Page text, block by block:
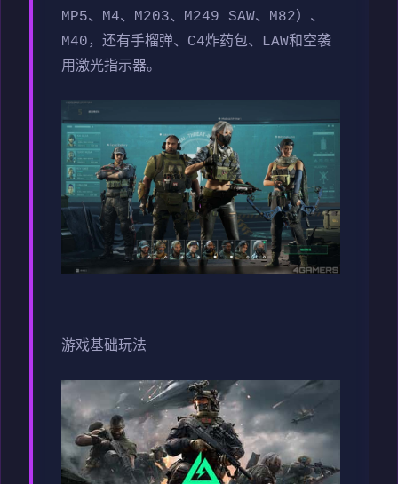
MP5、M4、M203、M249 SAW、M82）、
M40，还有手榴弹、C4炸药包、LAW和空袭
用激光指示器。
游戏基础玩法